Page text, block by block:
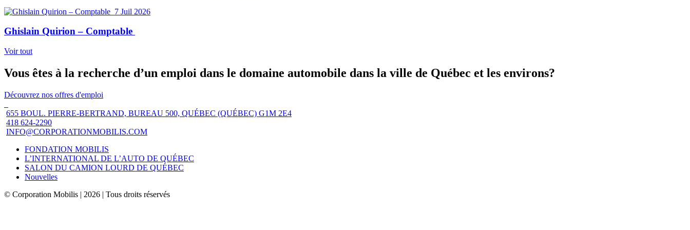
7 Juil 2026
Ghislain Quirion – Comptable
Voir tout
Vous êtes à la recherche d’un emploi dans le domaine automobile dans la ville de Québec et les environs?
Découvrez nos offres d'emploi
655 BOUL. PIERRE-BERTRAND, BUREAU 500, QUÉBEC (QUÉBEC) G1M 2E4
418 624-2290
INFO@CORPORATIONMOBILIS.COM
FONDATION MOBILIS
L’INTERNATIONAL DE L’AUTO DE QUÉBEC
SALON DU CAMION LOURD DE QUÉBEC
Nouvelles
© Corporation Mobilis | 2026 | Tous droits réservés